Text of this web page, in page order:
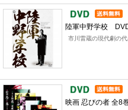
陸軍中野学校
市川雷蔵の現代劇の
映画 忍びの者 全8